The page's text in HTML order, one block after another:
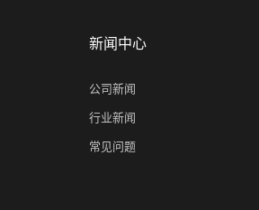
新闻中心
公司新闻
行业新闻
常见问题